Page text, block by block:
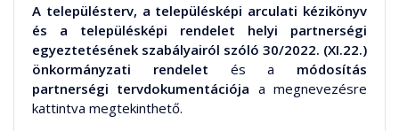
A településterv, a településképi arculati kézikönyv
és a településképi rendelet helyi partnerségi
egyeztetésének szabályairól szóló 30/2022. (XI.22.)
önkormányzati rendelet és a módosítás
partnerségi tervdokumentációja a megnevezésre
kattintva megtekinthető.